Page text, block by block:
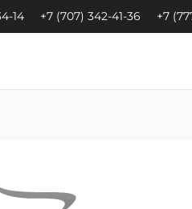
14 +7 (707) 342-41-36 +7